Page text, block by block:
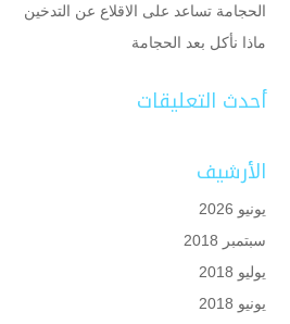
الحجامة تساعد على الاقلاع عن التدخين
ماذا نأكل بعد الحجامة
أحدث التعليقات
الأرشيف
يونيو 2026
سبتمبر 2018
يوليو 2018
يونيو 2018